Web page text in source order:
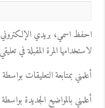
احفظ اسمي، بريدي
لاستخدامها المرة المقبلة في
أعلمني بمتابعة التعليقات
أعلمني بالمواضيع الجديدة